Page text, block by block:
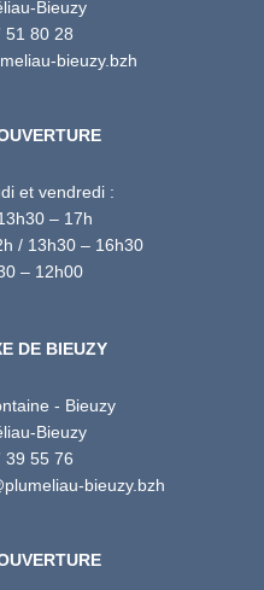
Bieuzy
51 80 28
bieuzy.bzh
et vendredi :
– 17h
/ 13h30 – 16h30
– 12h00
DE BIEUZY
- Bieuzy
Bieuzy
39 55 76
bieuzy.bzh